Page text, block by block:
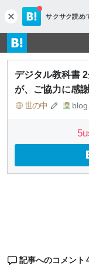
c
l
o
s
e
サクサク読め
デジタル教科書
が、ご協力に感
世の中
5
記事へのコメント